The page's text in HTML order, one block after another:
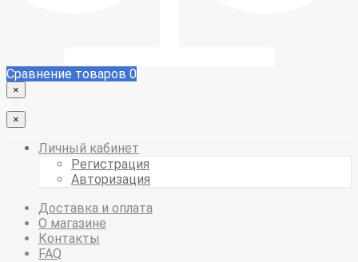
Сравнение товаров 0
×
×
Личный кабинет
Регистрация
Авторизация
Доставка и оплата
О магазине
Контакты
FAQ